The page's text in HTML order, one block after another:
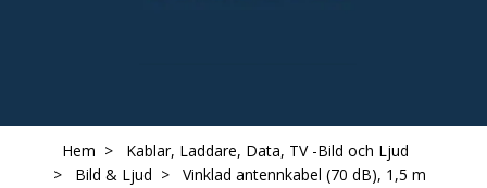
Hem
Kablar, Laddare, Data, TV -Bild och Ljud
Bild & Ljud
Vinklad antennkabel (70 dB), 1,5 m